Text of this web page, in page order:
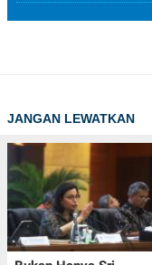
JANGAN LEWATKAN